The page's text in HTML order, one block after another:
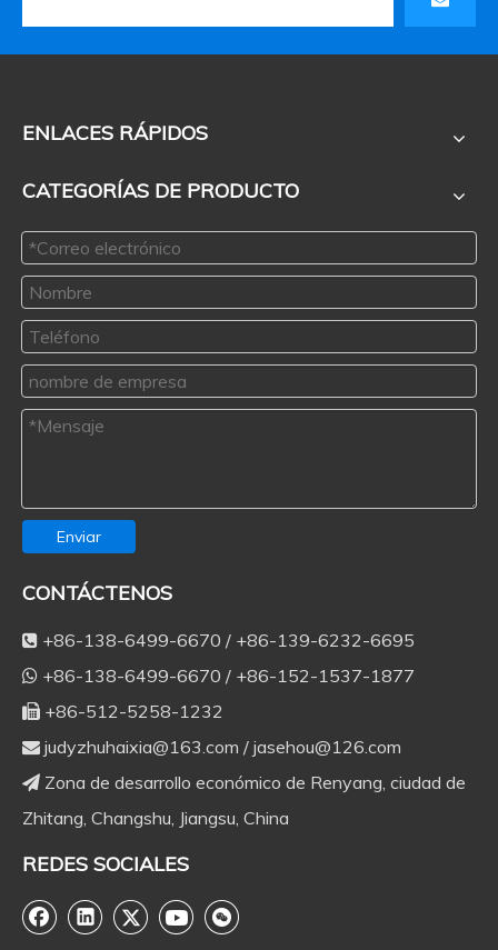
ENLACES RÁPIDOS
CATEGORÍAS DE PRODUCTO
Enviar
CONTÁCTENOS
 +86-138-6499-6670 / +86-139-6232-6695
 +86-138-6499-6670 / +86-152-1537-1877
 +86-512-5258-1232
 judyzhuhaixia@163.com / jasehou@126.com
 Zona de desarrollo económico de Renyang, ciudad de
Zhitang, Changshu, Jiangsu, China
REDES SOCIALES